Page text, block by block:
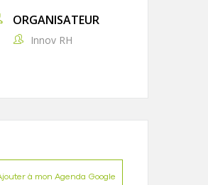
ORGANISATEUR
Innov RH
à mon Agenda Google